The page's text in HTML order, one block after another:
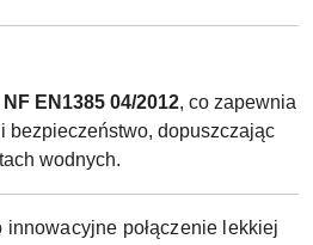
NF EN1385 04/2012, co zapewnia
bezpieczeństwo, dopuszczając
wodnych.
innowacyjne połączenie lekkiej